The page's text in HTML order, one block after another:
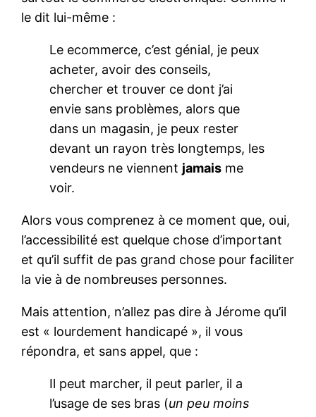
le dit lui-même :
Le ecommerce, c’est génial, je peux
acheter, avoir des conseils,
chercher et trouver ce dont j’ai
envie sans problèmes, alors que
dans un magasin, je peux rester
devant un rayon très longtemps, les
vendeurs ne viennent jamais me
voir.
Alors vous comprenez à ce moment que, oui,
l’accessibilité est quelque chose d’important
et qu’il suffit de pas grand chose pour faciliter
la vie à de nombreuses personnes.
Mais attention, n’allez pas dire à Jérome qu’il
est « lourdement handicapé », il vous
répondra, et sans appel, que :
Il peut marcher, il peut parler, il a
l’usage de ses bras (un peu moins